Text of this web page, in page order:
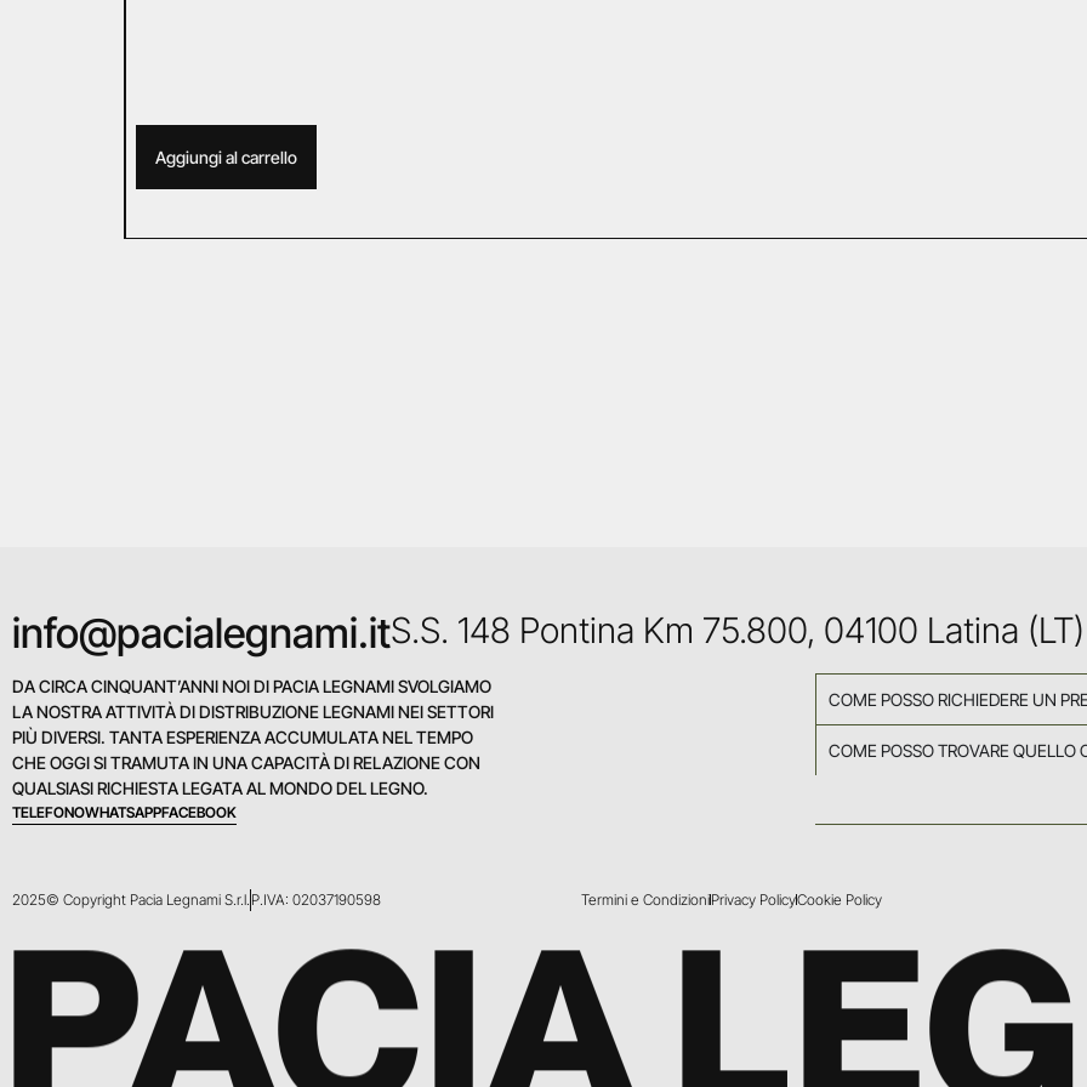
Aggiungi al carrello
info@pacialegnami.itS.S. 148 Pontina Km 75.800, 04100 Latina (LT)
DA CIRCA CINQUANT’ANNI NOI DI PACIA LEGNAMI SVOLGIAMO
LA NOSTRA ATTIVITÀ DI DISTRIBUZIONE LEGNAMI NEI SETTORI
PIÙ DIVERSI. TANTA ESPERIENZA ACCUMULATA NEL TEMPO
CHE OGGI SI TRAMUTA IN UNA CAPACITÀ DI RELAZIONE CON
QUALSIASI RICHIESTA LEGATA AL MONDO DEL LEGNO.
TELEFONOWHATSAPPFACEBOOK
COME POSSO RICHIEDERE UN
COME POSSO TROVARE QUELLO
2025© Copyright Pacia Legnami S.r.l. P.IVA: 02037190598 Termini e CondizioniPrivacy PolicyCookie Policy
PACIA